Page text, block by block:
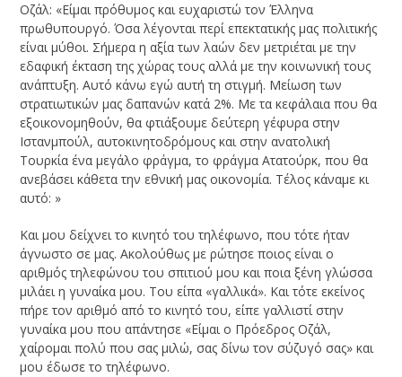
Οζάλ: «Είμαι πρόθυμος και ευχαριστώ τον Έλληνα
πρωθυπουργό. Όσα λέγονται περί επεκτατικής μας πολιτικής
είναι μύθοι. Σήμερα η αξία των λαών δεν μετριέται με την
εδαφική έκταση της χώρας τους αλλά με την κοινωνική τους
ανάπτυξη. Αυτό κάνω εγώ αυτή τη στιγμή. Μείωση των
στρατιωτικών μας δαπανών κατά 2%. Με τα κεφάλαια που θα
εξοικονομηθούν, θα φτιάξουμε δεύτερη γέφυρα στην
Ιστανμπούλ, αυτοκινητοδρόμους και στην ανατολική
Τουρκία ένα μεγάλο φράγμα, το φράγμα Ατατούρκ, που θα
ανεβάσει κάθετα την εθνική μας οικονομία. Τέλος κάναμε κι
αυτό: »
Και μου δείχνει το κινητό του τηλέφωνο, που τότε ήταν
άγνωστο σε μας. Ακολούθως με ρώτησε ποιος είναι ο
αριθμός τηλεφώνου του σπιτιού μου και ποια ξένη γλώσσα
μιλάει η γυναίκα μου. Του είπα «γαλλικά». Και τότε εκείνος
πήρε τον αριθμό από το κινητό του, είπε γαλλιστί στην
γυναίκα μου που απάντησε «Είμαι ο Πρόεδρος Οζάλ,
χαίρομαι πολύ που σας μιλώ, σας δίνω τον σύζυγό σας» και
μου έδωσε το τηλέφωνο.